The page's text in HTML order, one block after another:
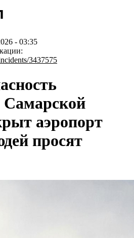
- 03:35
3437575
Самарской
аэропорт
просят